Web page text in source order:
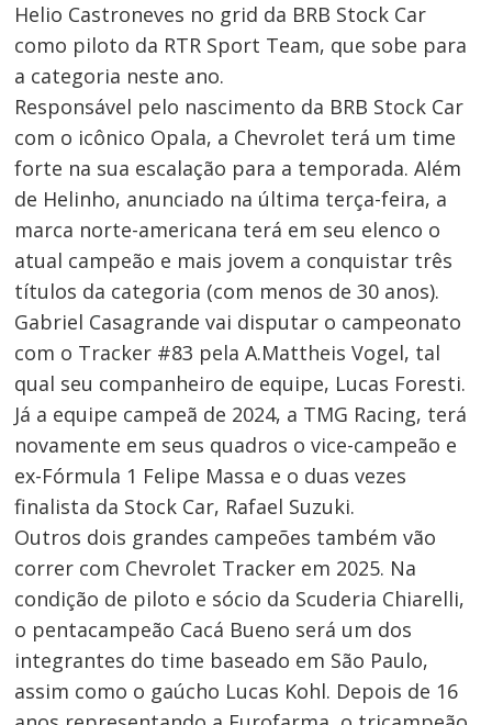
Helio Castroneves no grid da BRB Stock Car
como piloto da RTR Sport Team, que sobe para
a categoria neste ano.
Responsável pelo nascimento da BRB Stock Car
com o icônico Opala, a Chevrolet terá um time
forte na sua escalação para a temporada. Além
de Helinho, anunciado na última terça-feira, a
marca norte-americana terá em seu elenco o
atual campeão e mais jovem a conquistar três
títulos da categoria (com menos de 30 anos).
Gabriel Casagrande vai disputar o campeonato
com o Tracker #83 pela A.Mattheis Vogel, tal
qual seu companheiro de equipe, Lucas Foresti.
Já a equipe campeã de 2024, a TMG Racing, terá
novamente em seus quadros o vice-campeão e
ex-Fórmula 1 Felipe Massa e o duas vezes
finalista da Stock Car, Rafael Suzuki.
Outros dois grandes campeões também vão
correr com Chevrolet Tracker em 2025. Na
condição de piloto e sócio da Scuderia Chiarelli,
o pentacampeão Cacá Bueno será um dos
integrantes do time baseado em São Paulo,
assim como o gaúcho Lucas Kohl. Depois de 16